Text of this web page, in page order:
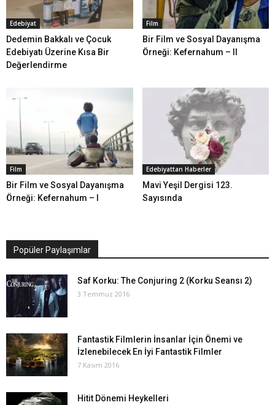
Edebiyat
Dedemin Bakkalı ve Çocuk
Edebiyatı Üzerine Kısa Bir
Değerlendirme
Film
Bir Film ve Sosyal Dayanışma
Örneği: Kefernahum – II
Film
Bir Film ve Sosyal Dayanışma
Örneği: Kefernahum – I
Edebiyattan Haberler
Mavi Yeşil Dergisi 123.
Sayısında
Popüler Paylaşımlar
Saf Korku: The Conjuring 2 (Korku Seansı 2)
3 Temmuz 2016
Fantastik Filmlerin İnsanlar İçin Önemi ve
İzlenebilecek En İyi Fantastik Filmler
7 Kasım 2016
Hitit Dönemi Heykelleri